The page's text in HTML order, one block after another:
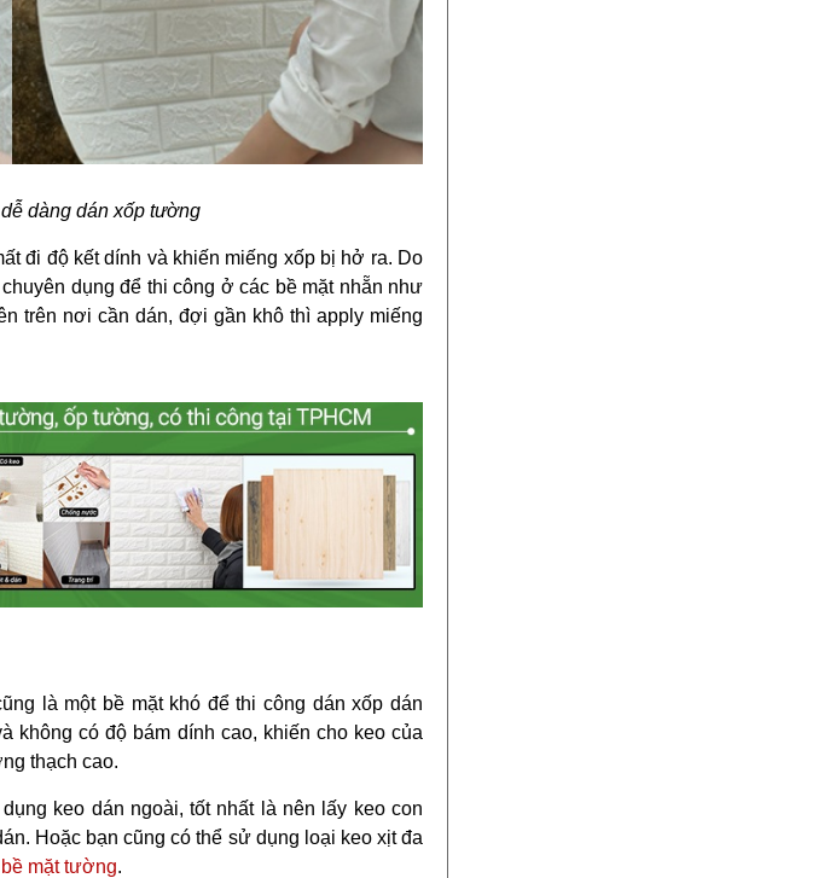
dàng dán xốp tường
đi độ kết dính và khiến miếng xốp bị hở ra. Do
dụng để thi công ở các bề mặt nhẵn như
trên nơi cần dán, đợi gần khô thì apply miếng
là một bề mặt khó để thi công dán xốp dán
có độ bám dính cao, khiến cho keo của
thạch cao.
keo dán ngoài, tốt nhất là nên lấy keo con
Hoặc bạn cũng có thể sử dụng loại keo xịt đa
mặt tường.